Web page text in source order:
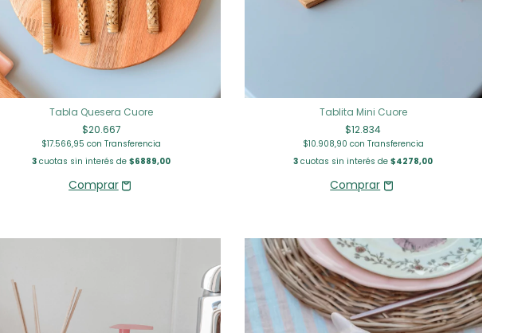
Tabla Quesera Cuore
$20.667
$17.566,95con Transferencia
3 cuotas sin interés de$6889,00
Tablita Mini Cuore
$12.834
$10.908,90 con Transferencia
3 cuotas sin interés de$4278,00